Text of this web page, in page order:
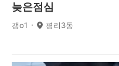
늦은점심
갱o1 평리3동